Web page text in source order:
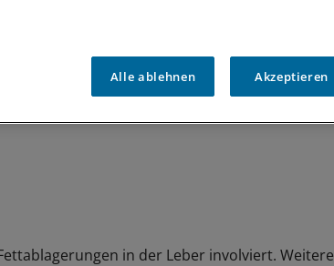
in der Leber involviert. Weitere
Alle ablehnen Akzeptieren